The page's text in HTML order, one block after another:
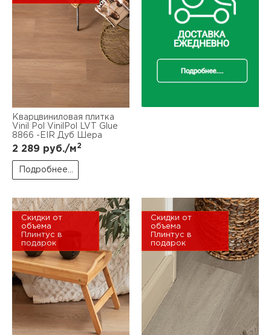
Кварцвиниловая плитка
Vinil Pol VinilPol LVT Glue
8866 -EIR Дуб Шера
2 289 руб./м2
Подробнее...
Скидки от
объема
Плинтус в
подарок
Скидки от
объема
Плинтус в
подарок